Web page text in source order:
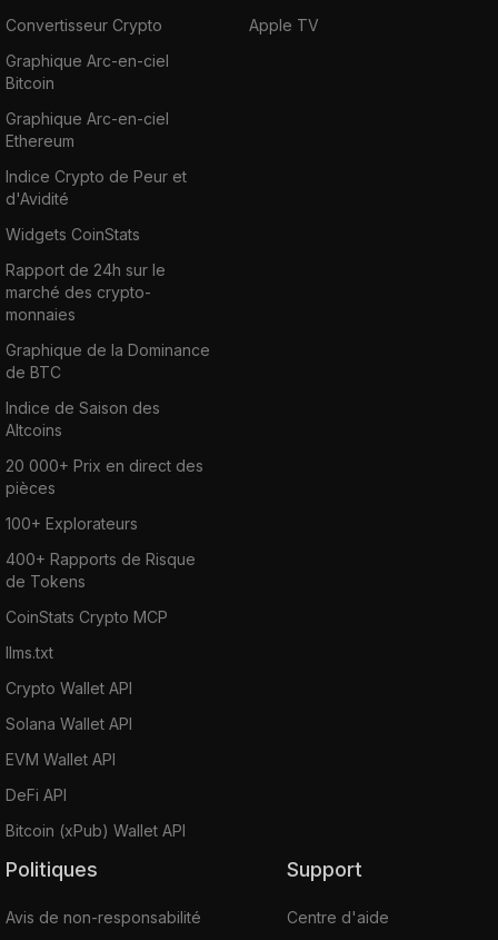
Convertisseur Crypto
Graphique Arc-en-ciel
Bitcoin
Graphique Arc-en-ciel
Ethereum
Indice Crypto de Peur et
d'Avidité
Widgets CoinStats
Rapport de 24h sur le
marché des crypto-
monnaies
Graphique de la Dominance
de BTC
Indice de Saison des
Altcoins
20 000+ Prix en direct des
pièces
100+ Explorateurs
400+ Rapports de Risque
de Tokens
CoinStats Crypto MCP
llms.txt
Crypto Wallet API
Solana Wallet API
EVM Wallet API
DeFi API
Bitcoin (xPub) Wallet API
Apple TV
Politiques
Avis de non-responsabilité
Support
Centre d'aide